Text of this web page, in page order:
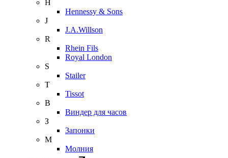
H
Hennessy & Sons
J
J.A.Willson
R
Rhein Fils
Royal London
S
Stailer
T
Tissot
В
Виндер для часов
З
Запонки
М
Молния